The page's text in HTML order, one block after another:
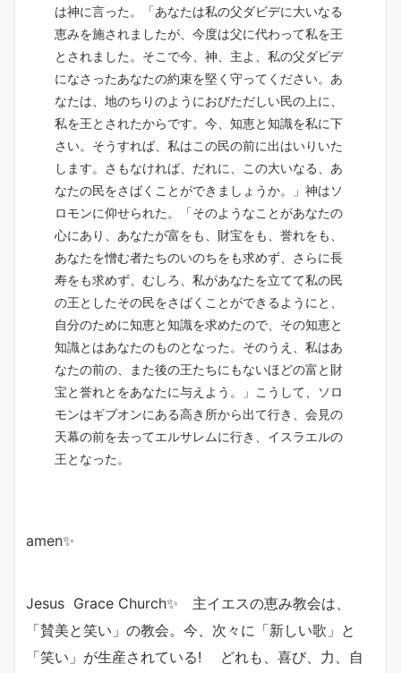
は神に言った。「あなたは私の父ダビデに大いなる
恵みを施されましたが、今度は父に代わって私を王
とされました。そこで今、神、主よ、私の父ダビデ
になさったあなたの約束を堅く守ってください。あ
なたは、地のちりのようにおびただしい民の上に、
私を王とされたからです。今、知恵と知識を私に下
さい。そうすれば、私はこの民の前に出はいりいた
します。さもなければ、だれに、この大いなる、あ
なたの民をさばくことができましょうか。」神はソ
ロモンに仰せられた。「そのようなことがあなたの
心にあり、あなたが富をも、財宝をも、誉れをも、
あなたを憎む者たちのいのちをも求めず、さらに長
寿をも求めず、むしろ、私があなたを立てて私の民
の王としたその民をさばくことができるようにと、
自分のために知恵と知識を求めたので、その知恵と
知識とはあなたのものとなった。そのうえ、私はあ
なたの前の、また後の王たちにもないほどの富と財
宝と誉れとをあなたに与えよう。」こうして、ソロ
モンはギブオンにある高き所から出て行き、会見の
天幕の前を去ってエルサレムに行き、イスラエルの
王となった。
amen✨
Jesus Grace Church✨ 主イエスの恵み教会は、
「賛美と笑い」の教会。今、次々に「新しい歌」と
「笑い」が生産されている! どれも、喜び、力、自